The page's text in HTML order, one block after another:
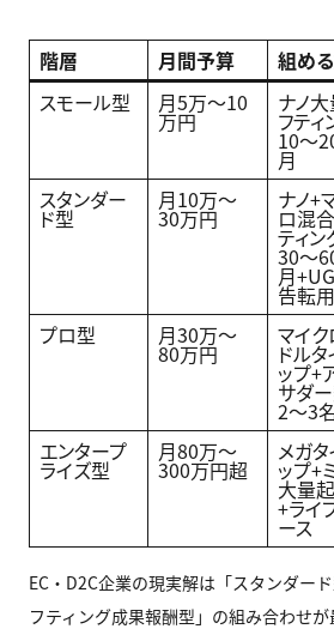
階層 月間予算 組め
スモール型
月5万〜10
万円
ナノ
フティ
10〜
月
スタンダー
ド型
月10万〜
30万円
ナノ+
ロ混
ティン
30〜
月
告転用
プロ型 月30万〜
80万円
マイ
ドル
ップ+
サダ
2〜3
エンタープ
ライズ型
月80万〜
300万円超
メガ
ップ+
大量
+ライ
ース
EC・D2C企業の現実解は「スタンダー
フティング成果報酬型」の組み合わせ